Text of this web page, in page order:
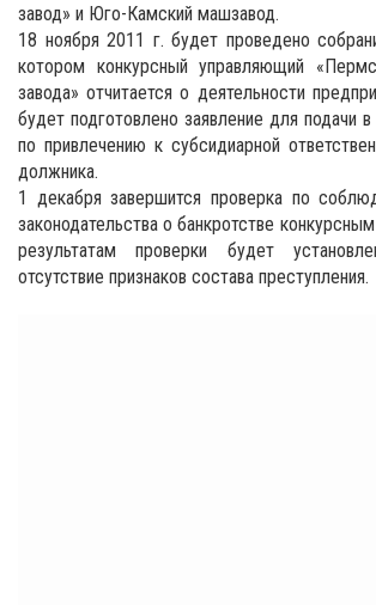
завод» и Юго-Камский машзавод.
18 ноября 2011 г. будет проведено
котором конкурсный управляющий
завода» отчитается о деятельности
будет подготовлено заявление для подачи
по привлечению к субсидиарной
должника.
1 декабря завершится проверка по
законодательства о банкротстве
результатам проверки будет
отсутствие признаков состава преступления.